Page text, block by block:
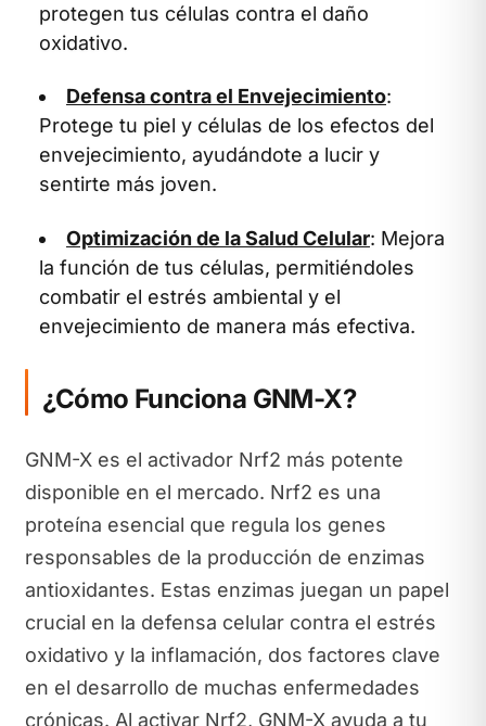
protegen tus células contra el daño
oxidativo.
Defensa contra el Envejecimiento:
Protege tu piel y células de los efectos del
envejecimiento, ayudándote a lucir y
sentirte más joven.
Optimización de la Salud Celular: Mejora
la función de tus células, permitiéndoles
combatir el estrés ambiental y el
envejecimiento de manera más efectiva.
¿Cómo Funciona GNM-X?
GNM-X es el activador Nrf2 más potente
disponible en el mercado. Nrf2 es una
proteína esencial que regula los genes
responsables de la producción de enzimas
antioxidantes. Estas enzimas juegan un papel
crucial en la defensa celular contra el estrés
oxidativo y la inflamación, dos factores clave
en el desarrollo de muchas enfermedades
crónicas. Al activar Nrf2, GNM-X ayuda a tu